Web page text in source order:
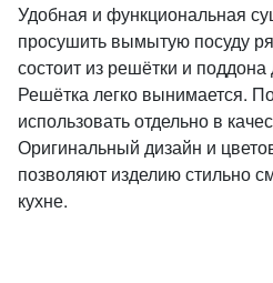
Удобная и функциональная
просушить вымытую посуду
состоит из решётки и
Решётка легко вынимается.
использовать отдельно в
Оригинальный дизайн и
позволяют изделию стильно
кухне.